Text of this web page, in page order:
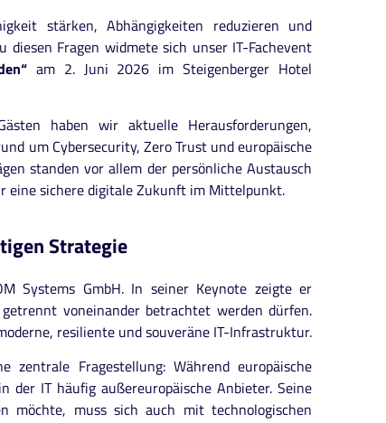
stärken, Abhängigkeiten reduzieren und
diesen Fragen widmete sich unser IT-Fachevent
am 2. Juni 2026 im Steigenberger Hotel
haben wir aktuelle Herausforderungen,
um Cybersecurity, Zero Trust und europäische
standen vor allem der persönliche Austausch
eine sichere digitale Zukunft im Mittelpunkt.
Strategie
Systems GmbH. In seiner Keynote zeigte er
voneinander betrachtet werden dürfen.
resiliente und souveräne IT-Infrastruktur.
Fragestellung: Während europäische
der IT häufig außereuropäische Anbieter. Seine
möchte, muss sich auch mit technologischen